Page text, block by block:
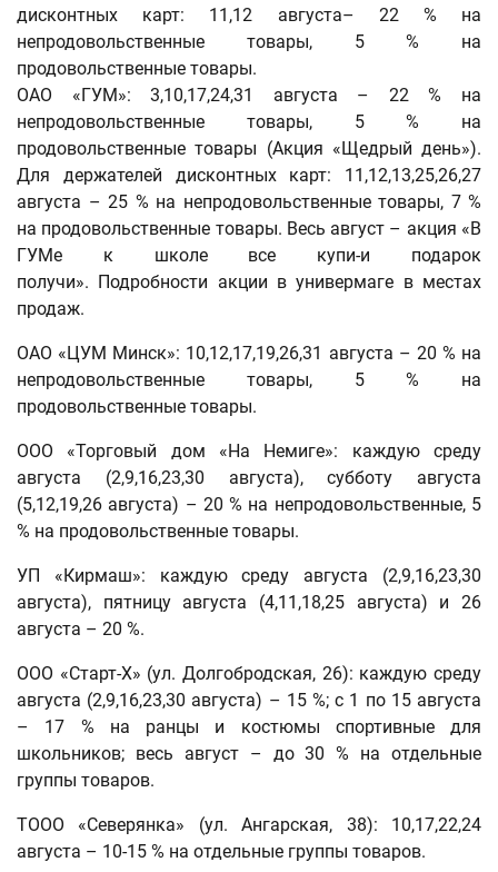
дисконтных карт: 11,12 августа– 22 % на
непродовольственные товары, 5 % на
продовольственные товары.
ОАО «ГУМ»: 3,10,17,24,31 августа – 22 % на
непродовольственные товары, 5 % на
продовольственные товары (Акция «Щедрый день»).
Для держателей дисконтных карт: 11,12,13,25,26,27
августа – 25 % на непродовольственные товары, 7 %
на продовольственные товары. Весь август – акция «В
ГУМе к школе все купи-и подарок
получи». Подробности акции в универмаге в местах
продаж.
ОАО «ЦУМ Минск»: 10,12,17,19,26,31 августа – 20 % на
непродовольственные товары, 5 % на
продовольственные товары.
ООО «Торговый дом «На Немиге»: каждую среду
августа (2,9,16,23,30 августа), субботу августа
(5,12,19,26 августа) – 20 % на непродовольственные, 5
% на продовольственные товары.
УП «Кирмаш»: каждую среду августа (2,9,16,23,30
августа), пятницу августа (4,11,18,25 августа) и 26
августа – 20 %.
ООО «Старт-Х» (ул. Долгобродская, 26): каждую среду
августа (2,9,16,23,30 августа) – 15 %; с 1 по 15 августа
– 17 % на ранцы и костюмы спортивные для
школьников; весь август – до 30 % на отдельные
группы товаров.
ТООО «Северянка» (ул. Ангарская, 38): 10,17,22,24
августа – 10-15 % на отдельные группы товаров.